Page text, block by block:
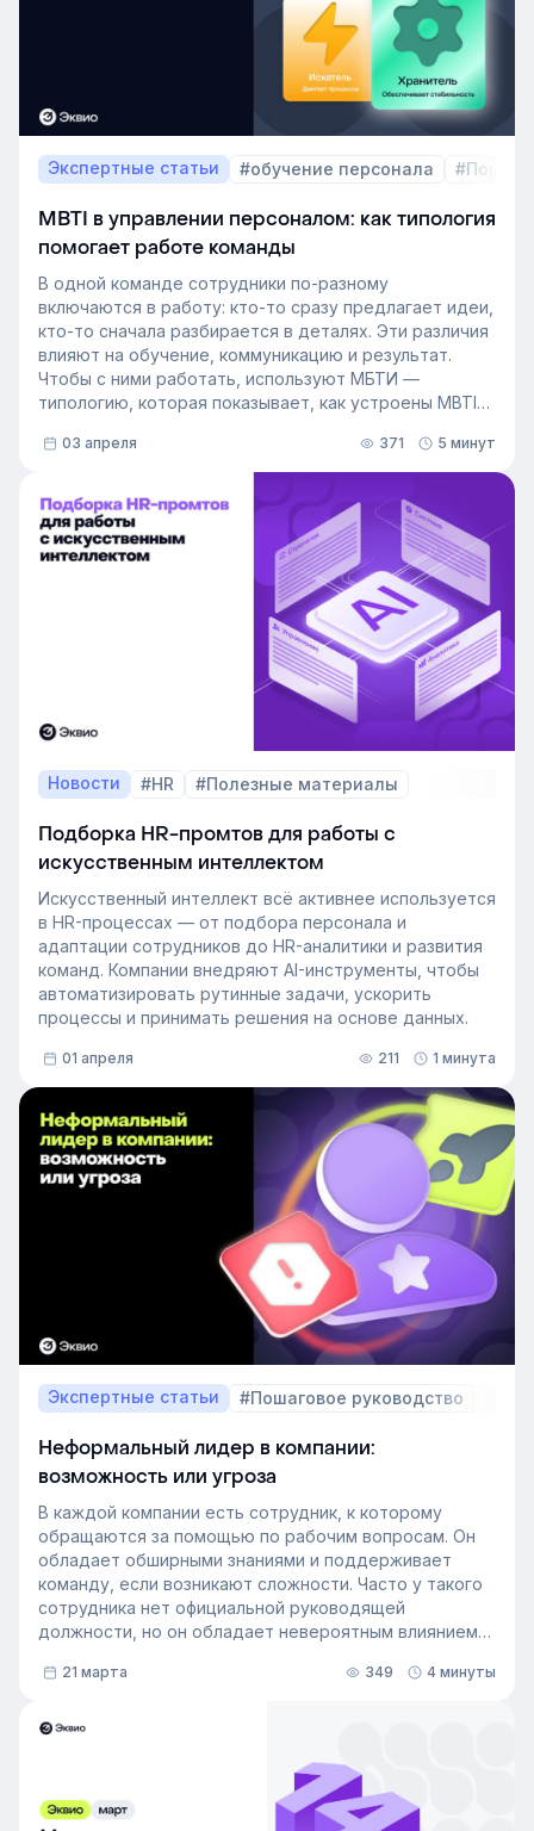
кадрового резерва с помощью современных
Экспертные статьи #обучение персонала
MBTI в управлении персоналом: как типология
помогает работе команды
В одной команде сотрудники по-разному
включаются в работу: кто-то сразу предлагает идеи,
кто-то сначала разбирается в деталях. Эти различия
влияют на обучение, коммуникацию и результат.
Чтобы с ними работать, используют МБТИ —
типологию, которая показывает, как устроены MBTI
это тестирование применяют в бизнесе и какую
пользу он даёт в управлении персоналом.
03 апреля 371 5 минут
Новости #HR #Полезные материалы
Подборка HR-промтов для работы с
искусственным интеллектом
Искусственный интеллект всё активнее используется
в HR-процессах — от подбора персонала и
адаптации сотрудников до HR-аналитики и развития
команд. Компании внедряют AI-инструменты, чтобы
автоматизировать рутинные задачи, ускорить
процессы и принимать решения на основе данных.
01 апреля 211 1 минута
Экспертные статьи #Пошаговое руководство
Неформальный лидер в компании:
возможность или угроза
В каждой компании есть сотрудник, к которому
обращаются за помощью по рабочим вопросам. Он
обладает обширными знаниями и поддерживает
команду, если возникают сложности. Часто у такого
сотрудника нет официальной руководящей
должности, но он обладает невероятным влиянием
неформальный лидер группы. У него есть авторитет
процессы в компании и умеет выстраивать
неформальных лидеров и применение их навыков
может стать стратегией управления персоналом,
которая повысит производительность и создаст
21 марта 349 4 минуты